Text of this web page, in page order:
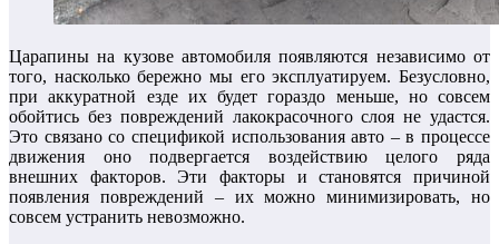
Царапины на кузове автомобиля появляются независимо от
того, насколько бережно мы его эксплуатируем. Безусловно,
при аккуратной езде их будет гораздо меньше, но совсем
обойтись без повреждений лакокрасочного слоя не удастся.
Это связано со спецификой использования авто – в процессе
движения оно подвергается воздействию целого ряда
внешних факторов. Эти факторы и становятся причиной
появления повреждений – их можно минимизировать, но
совсем устранить невозможно.